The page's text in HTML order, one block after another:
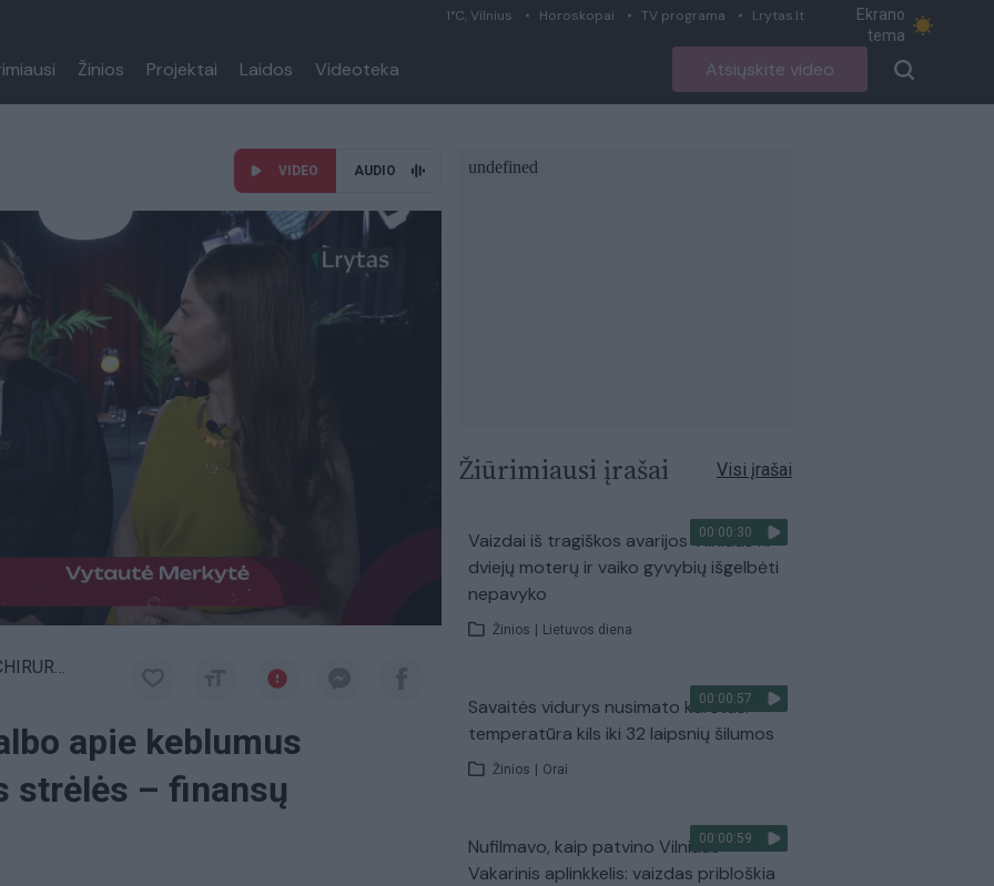
1°C, Vilnius Horoskopai TV programa Lrytas.lt
Ekrano
tema
Žinios Projektai Laidos Videoteka Atsiųskite video
VIDEO AUDIO
apie keblumus
strėlės – finansų
Žiūrimiausi įrašai Visi įrašai
00:00:30
Vaizdai iš tragiškos avarijos Vilniaus r.:
dviejų moterų ir vaiko gyvybių išgelbėti
nepavyko
Žinios Lietuvos diena
00:00:57
Savaitės vidurys nusimato karštas:
temperatūra kils iki 32 laipsnių šilumos
Žinios Orai
00:00:59
Nufilmavo, kaip patvino Vilniaus
Vakarinis aplinkkelis: vaizdas pribloškia